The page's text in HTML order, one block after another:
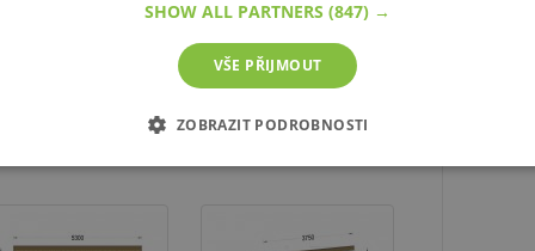
SHOW ALL PARTNERS (847) →
VŠE PŘIJMOUT
ZOBRAZIT PODROBNOSTI
SOUBORY VÝKONOVÉ SOUBORY SOUBORY CÍLENÍ